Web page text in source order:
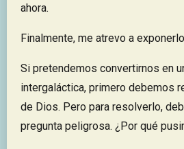
ahora.
Finalmente, me atrevo a
Si pretendemos convertirnos en
intergaláctica, primero debemos
de Dios. Pero para resolverlo,
pregunta peligrosa. ¿Por qué